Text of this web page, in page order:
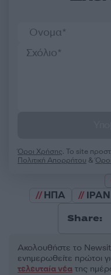
Όροι Χρήσης. Το site
Πολιτική Απορρήτου &
ΗΠΑ
ΙΡΑΝ
Share:
Ακολουθήστε το
ενημερωθείτε πρώτοι
τελευταία νέα της